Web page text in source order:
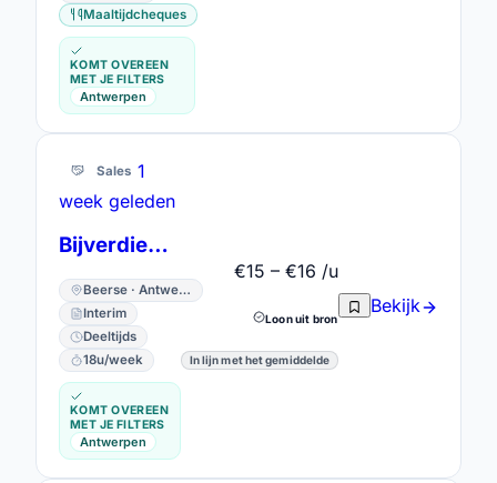
Maaltijdcheques
KOMT OVEREEN
MET JE FILTERS
Antwerpen
Sales 1
week geleden
Bijverdienste als flexi bij horecagroothandel
Beerse · Antwerpen
Interim
Deeltijds
18u/week
KOMT OVEREEN
MET JE FILTERS
Antwerpen
€15 – €16 /u
Loon uit bron
In lijn met het gemiddelde
Bekijk